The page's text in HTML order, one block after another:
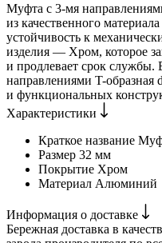
Муфта с 3-мя
из качественного
устойчивость к
изделия — Хром, которое
и продлевает срок
направлениями T-образная
и функциональных
Характеристики
Краткое название
Размер 32 мм
Покрытие Хром
Материал Алюминий
Информация о доставке
Бережная доставка в